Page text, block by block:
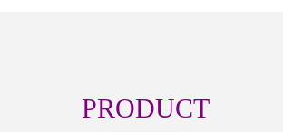
PRODUCT